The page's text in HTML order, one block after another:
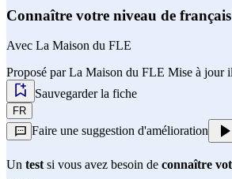
Connaître votre niveau de français
Avec La Maison du FLE
Proposé par La Maison du FLE Mise à jour
Sauvegarder la fiche
FR
Faire une suggestion d'amélioration
Un testsi vous avez besoin de connaître